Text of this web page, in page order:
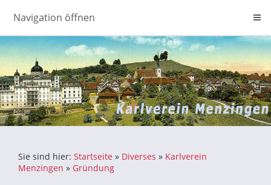
Navigation öffnen
Sie sind hier: Startseite » Diverses » Karlverein
Menzingen » Gründung